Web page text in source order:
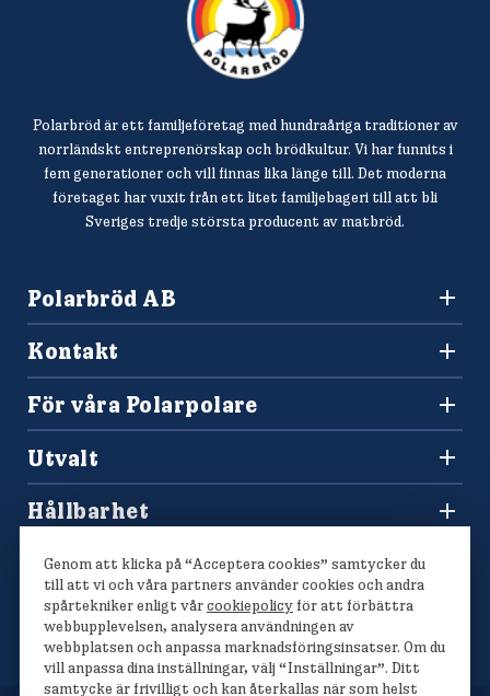
Polarbröd är ett familjeföretag med hundraåriga traditioner av
norrländskt entreprenörskap och brödkultur. Vi har funnits i
fem generationer och vill finnas lika länge till. Det moderna
företaget har vuxit från ett litet familjebageri till att bli
Sveriges tredje största producent av matbröd.
Polarbröd AB
010-450 60 00
info@polarbrod.se
Kontakt
Konsumentkontakt och reklamation
Frågor och svar
Press och nyhetsrum
Sponsring
För våra Polarpolare
Tävlingar
Hitta din Polarklämma
Utvalt
Lediga jobb
Våra bröd
Hållbarhet
Polarmetoden
Genom att klicka på “Acceptera cookies” samtycker du
till att vi och våra partners använder cookies och andra
spårtekniker enligt vårcookiepolicyför att förbättra
webbupplevelsen, analysera användningen av
webbplatsen och anpassa marknadsföringsinsatser. Om du
vill anpassa dina inställningar, välj “Inställningar”. Ditt
samtycke är frivilligt och kan återkallas när som helst